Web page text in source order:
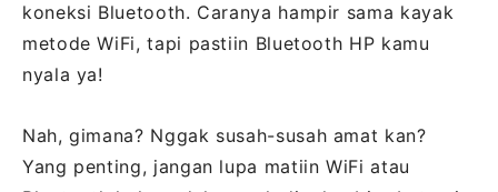
koneksi Bluetooth. Caranya hampir sama kayak
metode WiFi, tapi pastiin Bluetooth HP kamu
nyala ya!
Nah, gimana? Nggak susah-susah amat kan?
Yang penting, jangan lupa matiin WiFi atau